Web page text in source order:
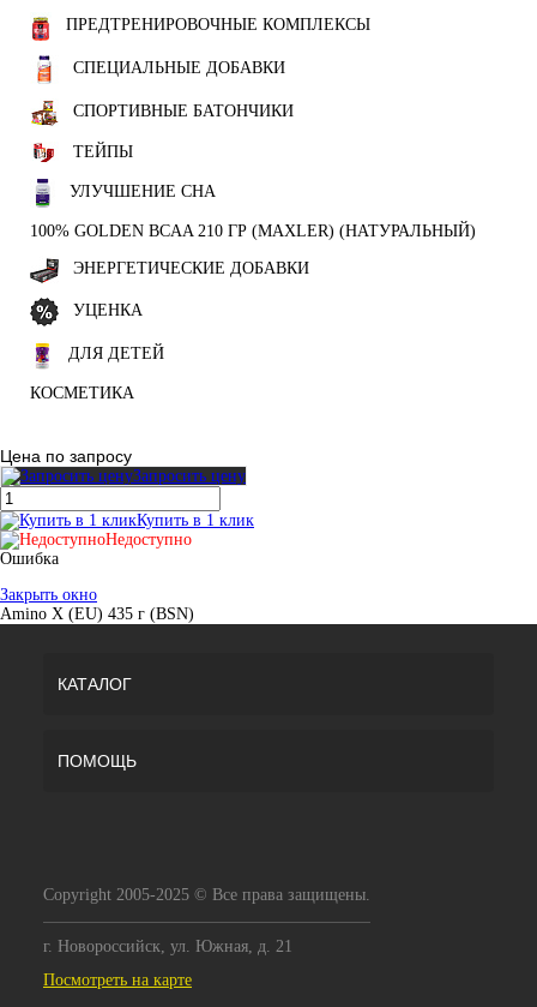
ПРЕДТРЕНИРОВОЧНЫЕ КОМПЛЕКСЫ
СПЕЦИАЛЬНЫЕ ДОБАВКИ
СПОРТИВНЫЕ БАТОНЧИКИ
ТЕЙПЫ
УЛУЧШЕНИЕ СНА
100% GOLDEN BCAA 210 ГР (MAXLER) (НАТУРАЛЬНЫЙ)
ЭНЕРГЕТИЧЕСКИЕ ДОБАВКИ
УЦЕНКА
ДЛЯ ДЕТЕЙ
КОСМЕТИКА
Цена по запросу
Запросить цену
Купить в 1 клик
Недоступно
Ошибка
Закрыть окно
Amino X (EU) 435 г (BSN)
КАТАЛОГ
ПОМОЩЬ
Copyright 2005-2025 © Все права защищены.
г. Новороссийск, ул. Южная, д. 21
Посмотреть на карте